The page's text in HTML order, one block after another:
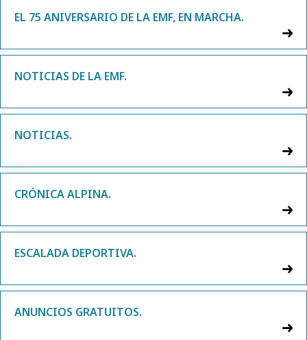
EL 75 ANIVERSARIO DE LA EMF, EN MARCHA.
NOTICIAS DE LA EMF.
NOTICIAS.
CRÓNICA ALPINA.
ESCALADA DEPORTIVA.
ANUNCIOS GRATUITOS.